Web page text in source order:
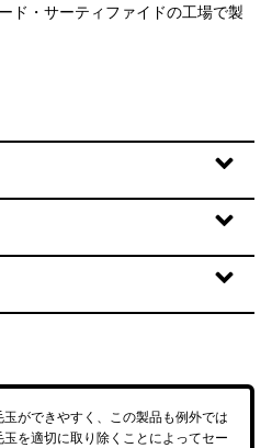
ド・サーティファイドの工場で製
ができやすく、この製品も例外では
を適切に取り除くことによってセー